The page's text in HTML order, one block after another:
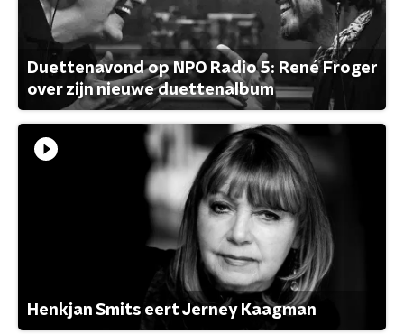
Duettenavond op NPO Radio 5: René Froger
over zijn nieuwe duettenalbum
Henkjan Smits eert Jerney Kaagman